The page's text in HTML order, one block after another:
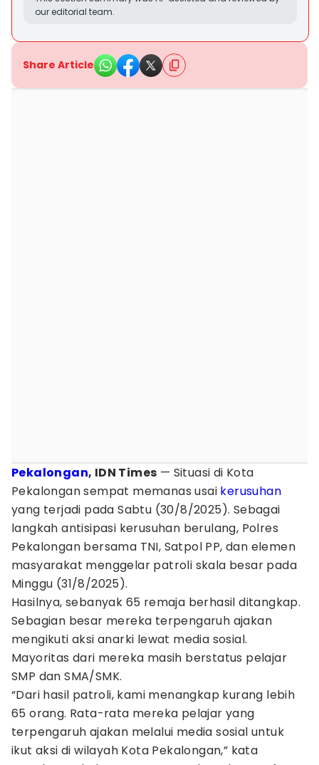
our editorial team.
Share Article
Pekalongan, IDN Times — Situasi di Kota
Pekalongan sempat memanas usai kerusuhan
yang terjadi pada Sabtu (30/8/2025). Sebagai
langkah antisipasi kerusuhan berulang, Polres
Pekalongan bersama TNI, Satpol PP, dan elemen
masyarakat menggelar patroli skala besar pada
Minggu (31/8/2025).
Hasilnya, sebanyak 65 remaja berhasil ditangkap.
Sebagian besar mereka terpengaruh ajakan
mengikuti aksi anarki lewat media sosial.
Mayoritas dari mereka masih berstatus pelajar
SMP dan SMA/SMK.
“Dari hasil patroli, kami menangkap kurang lebih
65 orang. Rata-rata mereka pelajar yang
terpengaruh ajakan melalui media sosial untuk
ikut aksi di wilayah Kota Pekalongan,” kata